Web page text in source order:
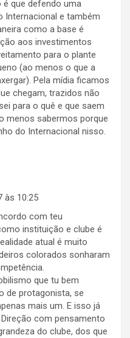
que defendo uma
Internacional e também
como a base é
aos investimentos
para o plante
(ao menos o que a
Pela mídia ficamos
chegam, trazidos não
para o quê e que saem
menos sabermos porque
do Internacional nisso.
às 10:25
com teu
instituição e clube é
atual é muito
colorados sonharam
que tu bem
de protagonista, se
mais um. E isso já
com pensamento
do clube, dos que